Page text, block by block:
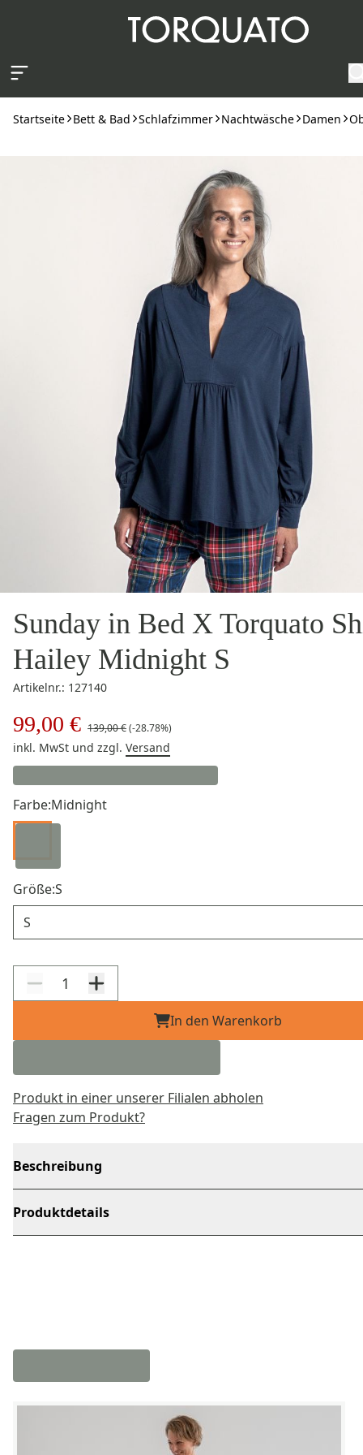
Startseite Bett & Bad Schlafzimmer Nachtwäsche Damen
Sunday in Bed X Torquato
Hailey Midnight S
Artikelnr.: 127140
99,00 € 139,00 €(-28.78%)
inkl. MwSt und zzgl. Versand
Farbe:Midnight
Größe:S
In den Warenkorb
Produkt in einer unserer Filialen abholen
Fragen zum Produkt?
Beschreibung
Produktdetails